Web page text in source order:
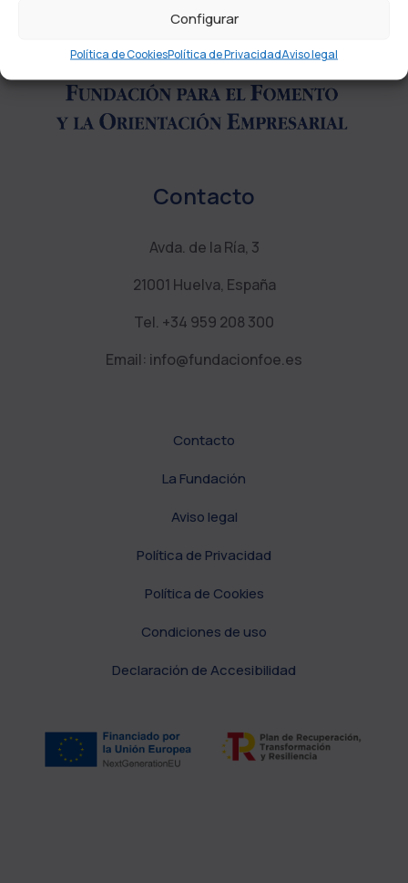
Configurar
Política de CookiesPolítica de PrivacidadAviso legal
Contacto
Avda. de la Ría, 3
21001 Huelva, España
Tel. +34 959 208 300
Email: info@fundacionfoe.es
Contacto
La Fundación
Aviso legal
Política de Privacidad
Política de Cookies
Condiciones de uso
Declaración de Accesibilidad